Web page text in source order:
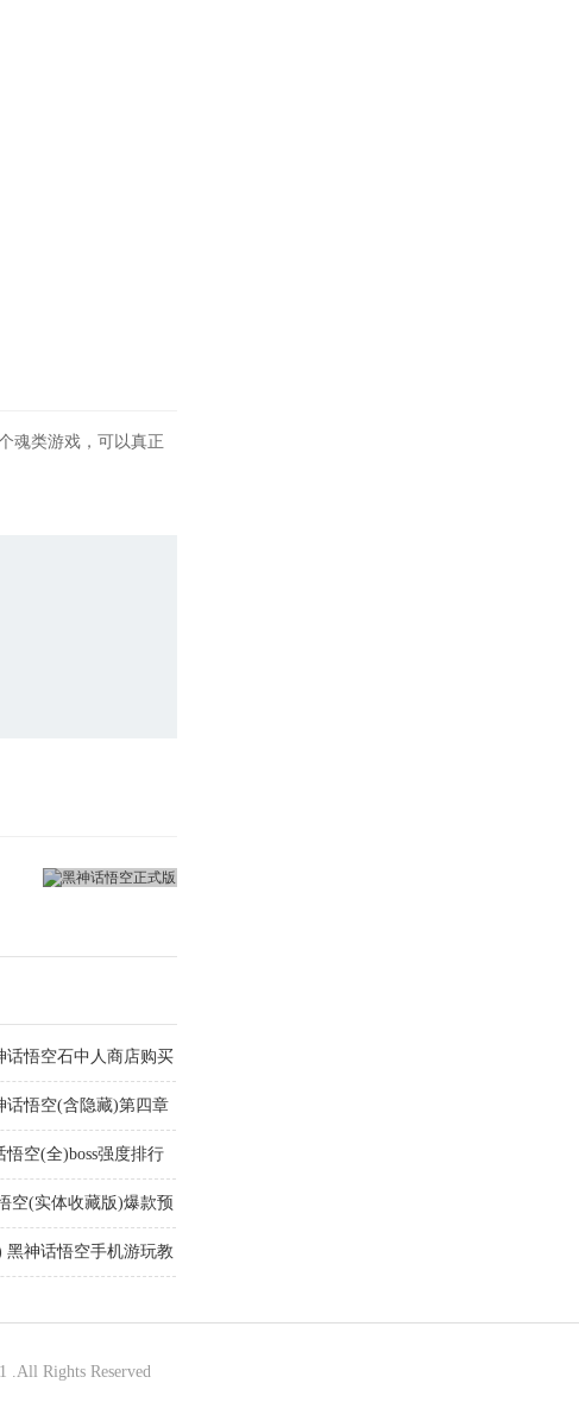
魂类游戏，可以真正
话悟空石中人商店购买
话悟空(含隐藏)第四章
空(全)boss强度排行
空(实体收藏版)爆款预
神话悟空手机游玩教
.All Rights Reserved